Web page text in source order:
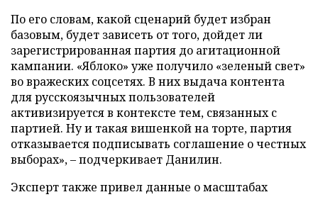
По его словам, какой сценарий будет избран
базовым, будет зависеть от того, дойдет ли
зарегистрированная партия до агитационной
кампании. «Яблоко» уже получило «зеленый свет»
во вражеских соцсетях. В них выдача контента
для русскоязычных пользователей
активизируется в контексте тем, связанных с
партией. Ну и такая вишенкой на торте, партия
отказывается подписывать соглашение о честных
выборах», – подчеркивает Данилин.
Эксперт также привел данные о масштабах